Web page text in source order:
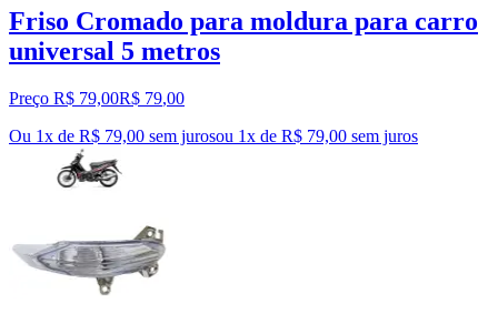
Friso Cromado para moldura para carro
universal 5 metros
Preço R$ 79,00R$ 79,00
Ou 1x de R$ 79,00 sem jurosou 1x de R$ 79,00 sem juros